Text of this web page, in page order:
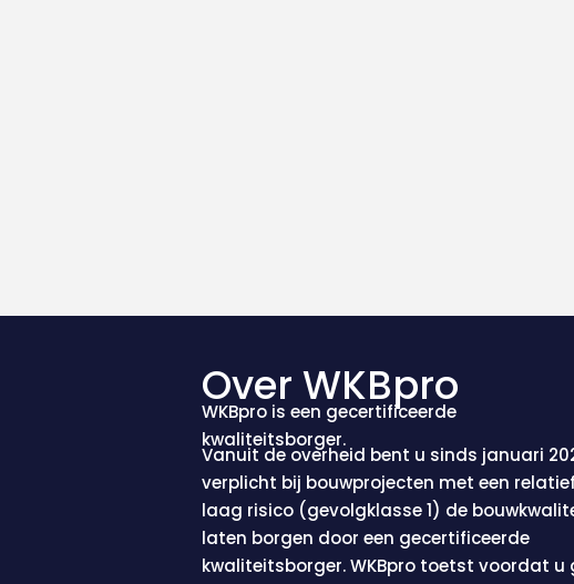
Over WKBpro
WKBpro is een gecertificeerde
kwaliteitsborger.
Vanuit de overheid bent u sinds januari
verplicht bij bouwprojecten met een relatief
laag risico (gevolgklasse 1) de
laten borgen door een gecertificeerde
kwaliteitsborger. WKBpro toetst voordat u